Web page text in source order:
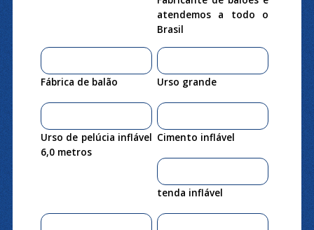
atendemos a todo o
Brasil
Fábrica de balão Urso grande
Urso de pelúcia inflável
6,0 metros
Cimento inflável
tenda inflável